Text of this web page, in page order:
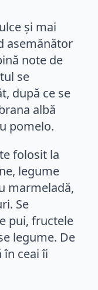
și mai
asemănător
note de
se
după ce se
albă
pomelo.
folosit la
legume
marmeladă,
Se
pui, fructele
legume. De
în ceai îi